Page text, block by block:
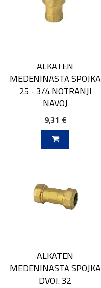
ALKATEN
MEDENINASTA SPOJKA
25 - 3/4 NOTRANJI
NAVOJ
9,31 €
ALKATEN
MEDENINASTA SPOJKA
DVOJ. 32